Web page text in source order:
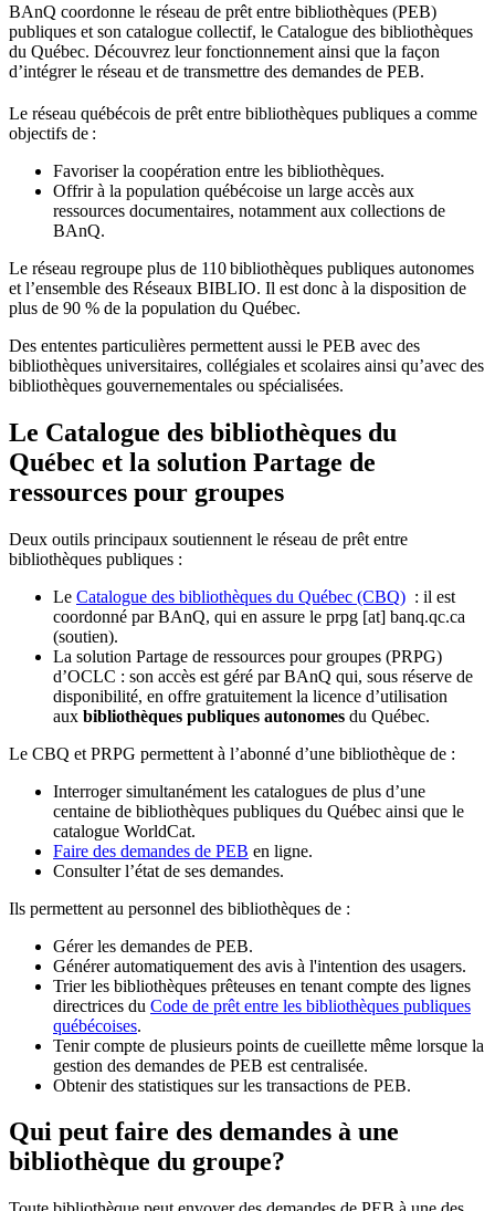
BAnQ coordonne le réseau de prêt entre bibliothèques (PEB)
publiques et son catalogue collectif, le Catalogue des bibliothèques
du Québec. Découvrez leur fonctionnement ainsi que la façon
d’intégrer le réseau et de transmettre des demandes de PEB.
Le réseau québécois de prêt entre bibliothèques publiques a comme
objectifs de :
Favoriser la coopération entre les bibliothèques.
Offrir à la population québécoise un large accès aux
ressources documentaires, notamment aux collections de
BAnQ.
Le réseau regroupe plus de 110bibliothèques publiques autonomes
et l’ensemble des Réseaux BIBLIO. Il est donc à la disposition de
plus de 90 % de la population du Québec.
Des ententes particulières permettent aussi le PEB avec des
bibliothèques universitaires, collégiales et scolaires ainsi qu’avec des
bibliothèques gouvernementales ou spécialisées.
Le Catalogue des bibliothèques du
Québec et la solution Partage de
ressources pour groupes
Deux outils principaux soutiennent le réseau de prêt entre
bibliothèques publiques :
Le Catalogue des bibliothèques du Québec (CBQ) : il est
coordonné par BAnQ, qui en assure le prpg [at] banq.qc.ca
(soutien).
La solution Partage de ressources pour groupes (PRPG)
d’OCLC : son accès est géré par BAnQ qui, sous réserve de
disponibilité, en offre gratuitement la licence d’utilisation
aux bibliothèques publiques autonomes du Québec.
Le CBQ et PRPG permettent à l’abonné d’une bibliothèque de :
Interroger simultanément les catalogues de plus d’une
centaine de bibliothèques publiques du Québec ainsi que le
catalogue WorldCat.
Faire des demandes de PEB en ligne.
Consulter l’état de ses demandes.
Ils permettent au personnel des bibliothèques de :
Gérer les demandes de PEB.
Générer automatiquement des avis à l'intention des usagers.
Trier les bibliothèques prêteuses en tenant compte des lignes
directrices du Code de prêt entre les bibliothèques publiques
québécoises.
Tenir compte de plusieurs points de cueillette même lorsque la
gestion des demandes de PEB est centralisée.
Obtenir des statistiques sur les transactions de PEB.
Qui peut faire des demandes à une
bibliothèque du groupe?